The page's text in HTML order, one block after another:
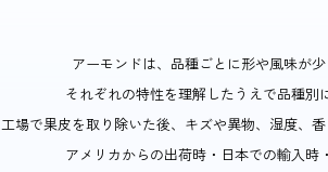
アーモンドは、品種ごとに形や風味が少
それぞれの特性を理解したうえで品種別
工場で果皮を取り除いた後、キズや異物、湿度、
アメリカからの出荷時・日本での輸入時